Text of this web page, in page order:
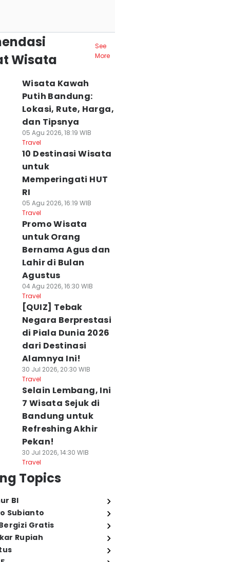
Wisata
See
More
Wisata Kawah
Putih Bandung:
Lokasi, Rute, Harga,
dan Tipsnya
05 Agu 2026, 18:19 WIB
Travel
10 Destinasi Wisata
untuk
Memperingati HUT
RI
05 Agu 2026, 16:19 WIB
Travel
Promo Wisata
untuk Orang
Bernama Agus dan
Lahir di Bulan
Agustus
04 Agu 2026, 16:30 WIB
Travel
[QUIZ] Tebak
Negara Berprestasi
di Piala Dunia 2026
dari Destinasi
Alamnya Ini!
30 Jul 2026, 20:30 WIB
Travel
Selain Lembang, Ini
7 Wisata Sejuk di
Bandung untuk
Refreshing Akhir
Pekan!
30 Jul 2026, 14:30 WIB
Travel
Topics
BI
Subianto
Gratis
Rupiah